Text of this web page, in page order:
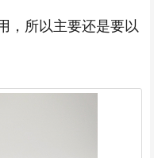
，所以主要还是要以